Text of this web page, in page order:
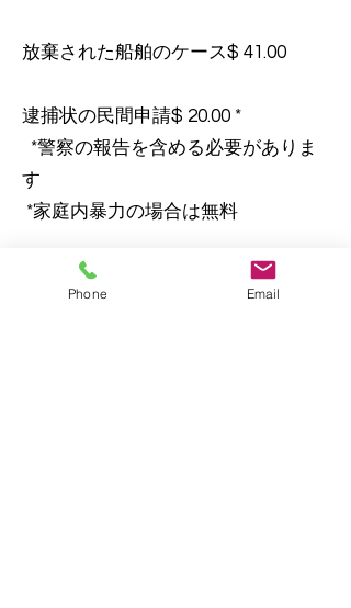
放棄された船舶のケース$ 41.00
逮捕状の民間申請$ 20.00 *
*警察の報告を含める必要がありま
す
*家庭内暴力の場合は無料
フィエリファシアの令状（fi.fa。）
Phone Email